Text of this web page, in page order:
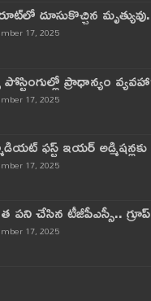
దూసుకొచ్చిన
17, 2025
పోస్టింగుల్లో ప్రాధాన్యం
17, 2025
ఫస్ట్‌ ఇయర్‌
17, 2025
పని చేసిన టీజీపీఎస్సీ..
17, 2025